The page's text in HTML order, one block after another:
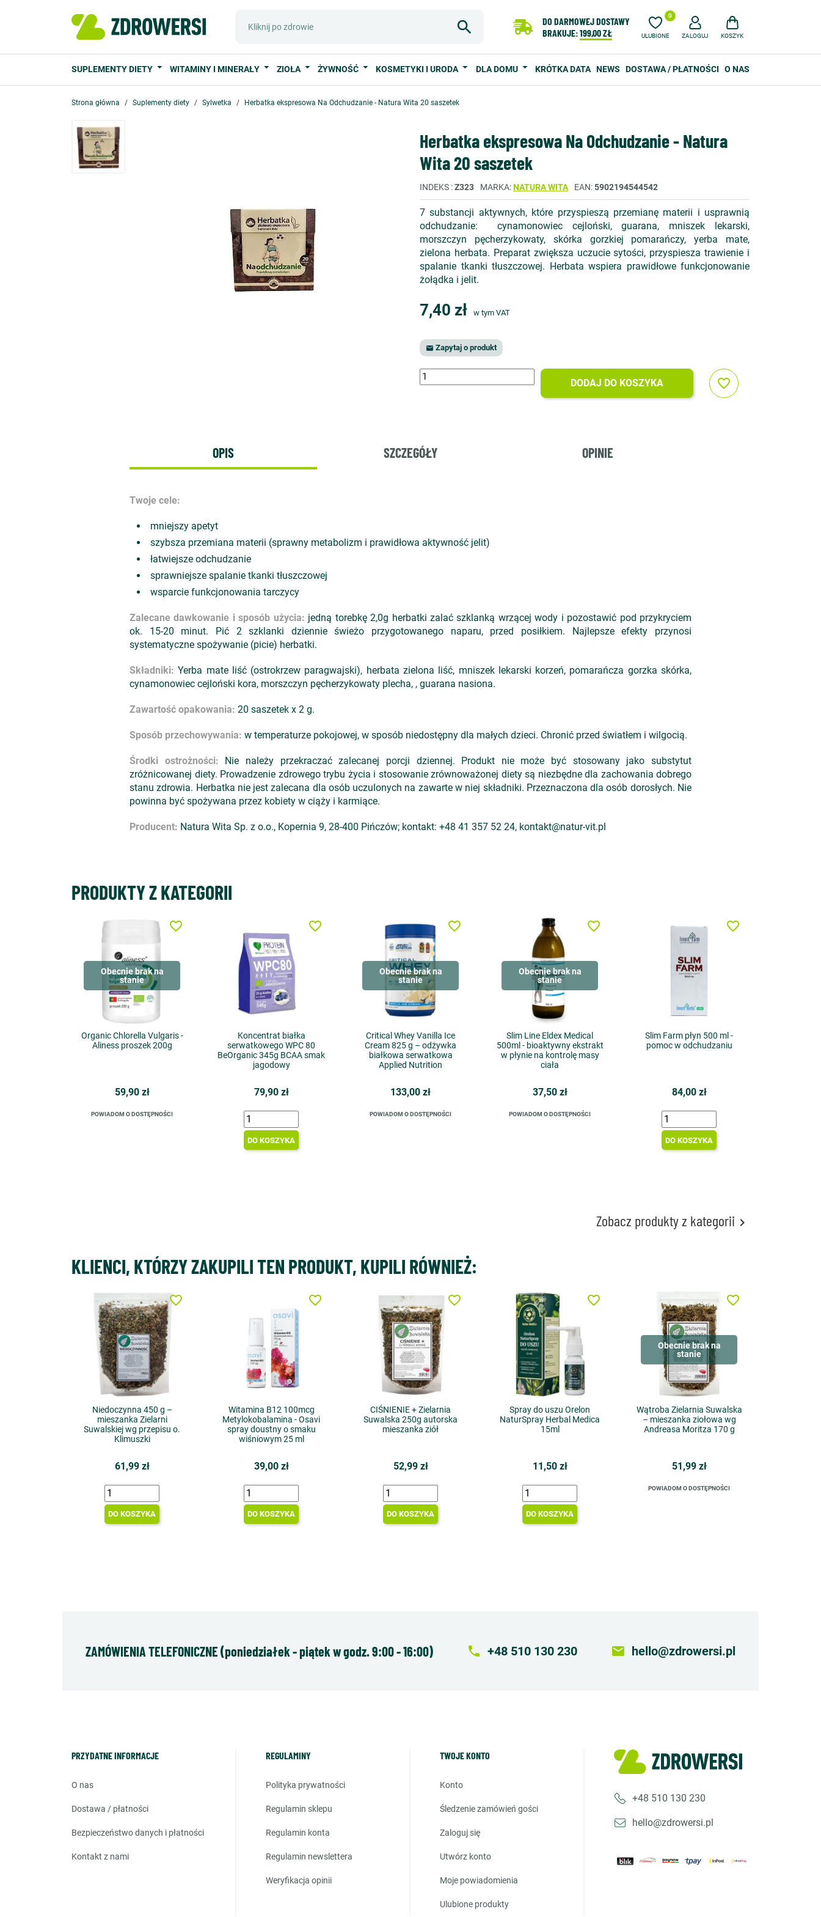
DO DARMOWEJ DOSTAWY
BRAKUJE:199,00 ZŁ ULUBIONE
0
ZALOGUJ KOSZYK
SUPLEMENTY DIETY WITAMINY I MINERAŁY ZIOŁA ŻYWNOŚĆ KOSMETYKI I URODA DLA DOMU KRÓTKA DATA NEWS DOSTAWA / PŁATNOŚCI O NAS
Strona główna Suplementy diety Sylwetka Herbatka ekspresowa Na Odchudzanie - Natura Wita 20 saszetek
Herbatka ekspresowa Na Odchudzanie - Natura
Wita 20 saszetek
INDEKS Z323 MARKA NATURA WITA EAN 5902194544542
7 substancji aktywnych, które przyspieszą przemianę materii i usprawnią
odchudzanie: cynamonowiec cejloński, guarana, mniszek lekarski,
morszczyn pęcherzykowaty, skórka gorzkiej pomarańczy, yerba mate,
zielona herbata. Preparat zwiększa uczucie sytości, przyspiesza trawienie i
spalanie tkanki tłuszczowej. Herbata wspiera prawidłowe funkcjonowanie
żołądka i jelit.
7,40 zł w tym VAT
 Zapytaj o produkt
DODAJ DO KOSZYKA favorite_border
OPIS SZCZEGÓŁY OPINIE
Twoje cele:
mniejszy apetyt
szybsza przemiana materii (sprawny metabolizm i prawidłowa aktywność jelit)
łatwiejsze odchudzanie
sprawniejsze spalanie tkanki tłuszczowej
wsparcie funkcjonowania tarczycy
Zalecane dawkowanie i sposób użycia: jedną torebkę 2,0g herbatki zalać szklanką wrzącej wody i pozostawić pod przykryciem
ok. 15-20 minut. Pić 2 szklanki dziennie świeżo przygotowanego naparu, przed posiłkiem. Najlepsze efekty przynosi
systematyczne spożywanie (picie) herbatki.
Składniki: Yerba mate liść (ostrokrzew paragwajski), herbata zielona liść, mniszek lekarski korzeń, pomarańcza gorzka skórka,
cynamonowiec cejloński kora, morszczyn pęcherzykowaty plecha, , guarana nasiona.
Zawartość opakowania: 20 saszetek x 2 g.
Sposób przechowywania: w temperaturze pokojowej, w sposób niedostępny dla małych dzieci. Chronić przed światłem i wilgocią.
Środki ostrożności: Nie należy przekraczać zalecanej porcji dziennej. Produkt nie może być stosowany jako substytut
zróżnicowanej diety. Prowadzenie zdrowego trybu życia i stosowanie zrównoważonej diety są niezbędne dla zachowania dobrego
stanu zdrowia. Herbatka nie jest zalecana dla osób uczulonych na zawarte w niej składniki. Przeznaczona dla osób dorosłych. Nie
powinna być spożywana przez kobiety w ciąży i karmiące.
Producent: Natura Wita Sp. z o.o., Kopernia 9, 28-400 Pińczów; kontakt: +48 41 357 52 24, kontakt@natur-vit.pl
PRODUKTY Z KATEGORII
Obecnie brak na
stanie
Organic Chlorella Vulgaris -
Aliness proszek 200g
59,90 zł
POWIADOM O DOSTĘPNOŚCI
favorite_border
Koncentrat białka
serwatkowego WPC 80
BeOrganic 345g BCAA smak
jagodowy
79,90 zł
DO KOSZYKA
favorite_border
Obecnie brak na
stanie
Critical Whey Vanilla Ice
Cream 825 g – odżywka
białkowa serwatkowa
Applied Nutrition
133,00 zł
POWIADOM O DOSTĘPNOŚCI
favorite_border
Obecnie brak na
stanie
Slim Line Eldex Medical
500ml - bioaktywny ekstrakt
w płynie na kontrolę masy
ciała
37,50 zł
POWIADOM O DOSTĘPNOŚCI
favorite_border
Slim Farm płyn 500 ml -
pomoc w odchudzaniu
84,00 zł
DO KOSZYKA
favorite_border
Zobacz produkty z kategorii 
KLIENCI, KTÓRZY ZAKUPILI TEN PRODUKT, KUPILI RÓWNIEŻ:
Niedoczynna 450 g –
mieszanka Zielarni
Suwalskiej wg przepisu o.
Klimuszki
61,99 zł
DO KOSZYKA
favorite_border
Witamina B12 100mcg
Metylokobalamina - Osavi
spray doustny o smaku
wiśniowym 25 ml
39,00 zł
DO KOSZYKA
favorite_border
CIŚNIENIE + Zielarnia
Suwalska 250g autorska
mieszanka ziół
52,99 zł
DO KOSZYKA
favorite_border
Spray do uszu Orelon
NaturSpray Herbal Medica
15ml
11,50 zł
DO KOSZYKA
favorite_border
Obecnie brak na
stanie
Wątroba Zielarnia Suwalska
– mieszanka ziołowa wg
Andreasa Moritza 170 g
51,99 zł
POWIADOM O DOSTĘPNOŚCI
favorite_border
ZAMÓWIENIA TELEFONICZNE (poniedziałek - piątek w godz. 9:00 - 16:00) local_phone +48 510 130 230 email hello@zdrowersi.pl
PRZYDATNE INFORMACJE
o nas
dostawa / płatności
bezpieczeństwo danych i płatności
kontakt z nami
REGULAMINY
polityka prywatności
regulamin sklepu
regulamin konta
regulamin newslettera
weryfikacja opinii
TWOJE KONTO
konto
śledzenie zamówień gości
zaloguj się
utwórz konto
moje powiadomienia
ulubione produkty
+48 510 130 230
hello@zdrowersi.pl